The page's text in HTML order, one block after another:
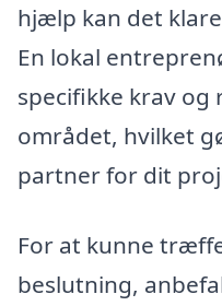
hjælp kan det
En lokal
specifikke krav
området, hvilket
partner for dit
For at kunne
beslutning,